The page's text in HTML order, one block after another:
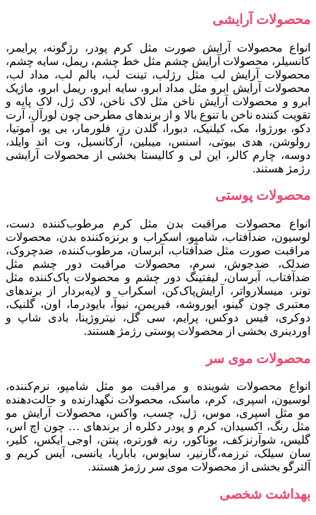
محصولات آرایشی
انواع محصولات آرایش صورت مثل کرم پودر، رژگونه، پرایمر،
کانسیلر، محصولات آرایش چشم مثل خط چشم، ریمل، سایه چشم،
محصولات آرایش لب مثل رژلب، تینت لب، بالم لب، مداد لب،
محصولات آرایش ابرو مثل مداد ابرو، سایه ابرو، ریمل ابرو، ماژیک
ابرو و محصولات آرایش ناخن مثل لاک ناخن، لاک ژل، لاک پایه و
تقویت کننده ناخن با تنوع بالا و از برندهای مطرحی چون لورآل، آرت
دکو، بورژوا، مک، کیلنیک، دبورا، گلدن رز، فلورمار، بی یو، آموتیا،
رولوشن، هدی بیوتی، اسنس، میبلین، آرکانسیل، وت اند وایلد،
دوسه، چارم کالر، این لی و کالیستا بخشی از محصولات آرایشی
رژمژ هستند.
محصولات پوستی
انواع محصولات مراقبت بدن مثل کرم مرطوب‌کننده دست،
لوسیون، ضدآفتاب، شامپو، اسکراب و برنزه‌کننده بدن، محصولات
مراقبت صورت مثل ضدآفتاب، آبرسان، مرطوب‌کننده، ضدچروک،
ضدلک، ضدجوش، سرم، محصولات مراقبت دور چشم مثل
ضدآفتاب، آبرسان، لیفتینگ دور چشم و محصولات پاک‌کننده مثل
تونر، میسلارواتر، آرایش‌پاک‌کن، اسکراب و لایه‌بردار از برندهای
معتبری چون گینو، ایوروشه، فیری‍من، نیوآ، بایودرما، اون، گلنیک،
دوکری، فیس‌ دوکس، پرایم، سی‌ گل، نیتروژینا، بادی‌ شاپ و
اوردینری بخشی از محصولات پوستی رژمژ هستند.
محصولات موی سر
انواع محصولات شوینده و مراقبت مو مثل شامپو، نرم‌کننده،
لوسیون، اسپری، کرم، ماسک، محصولات نگهدارنده و حالت‌دهنده
مو مثل اسپری، موس، ژل، چسب، واکس، محصولات آرایش مو
مثل رنگ، اکسیدان، کرم و پودر دکلره از برندهای … چون اچ اس،
گلیس، شوآرنزکف، بوناکور، رنه فورتره، پنتن، اوجی ایکس، کلیر،
سان سیلک، ترزمه،گارنیر، سایوس، باباریا، یانسی، آیس کریم و
آلترگو بخشی از محصولات موی سر رژمژ هستند.
بهداشت شخصی